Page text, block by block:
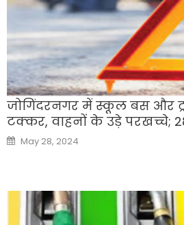
जोगिंदरनगर में स्कूल बस और
टक्कर, वाहनों के उड़े परखच्चे;
Posted
on
May 28, 2024